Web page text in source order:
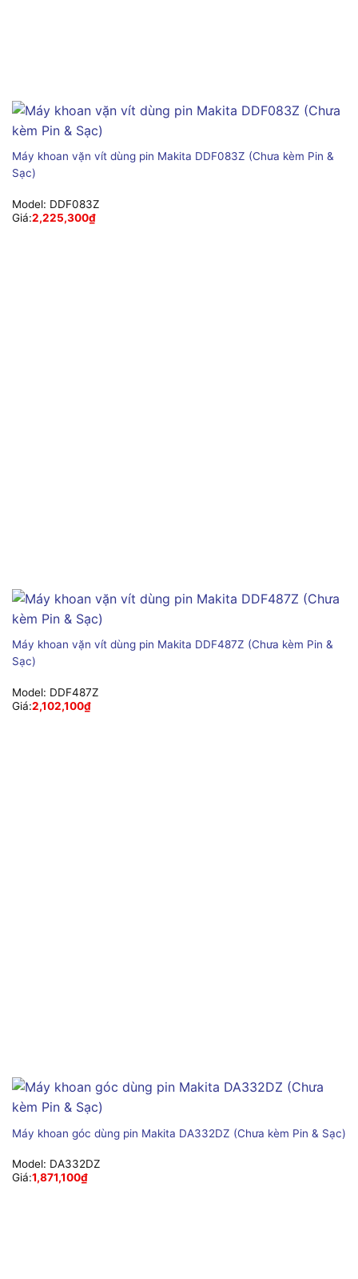
Máy khoan vặn vít dùng pin Makita DDF083Z (Chưa kèm Pin &
Sạc)
Model: DDF083Z
Giá:2,225,300₫
Máy khoan vặn vít dùng pin Makita DDF487Z (Chưa kèm Pin &
Sạc)
Model: DDF487Z
Giá:2,102,100₫
Máy khoan góc dùng pin Makita DA332DZ (Chưa kèm Pin & Sạc)
Model: DA332DZ
Giá:1,871,100₫